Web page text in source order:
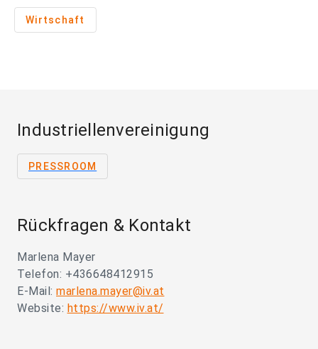
Wirtschaft
Industriellenvereinigung
PRESSROOM
Rückfragen & Kontakt
Marlena Mayer
Telefon: +436648412915
E-Mail: marlena.mayer@iv.at
Website: https://www.iv.at/